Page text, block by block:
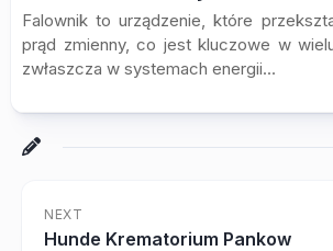
Falownik to urządzenie, które
prąd zmienny, co jest kluczowe w
zwłaszcza w systemach energii...
NEXT
Hunde Krematorium Pankow